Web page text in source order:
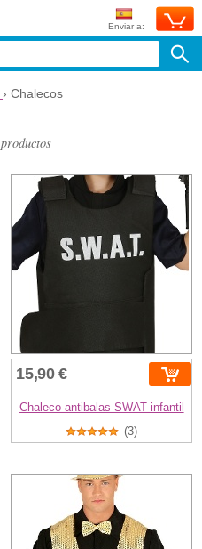
Enviar a:
› Chalecos
productos
15,90 €
Chaleco antibalas SWAT infantil
(3)